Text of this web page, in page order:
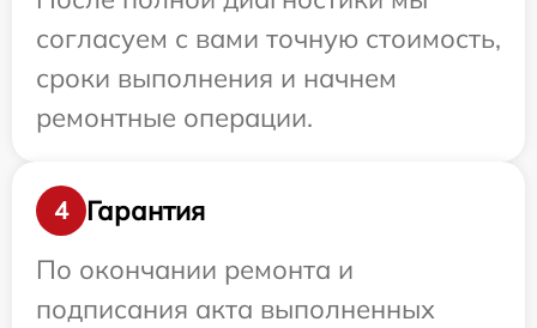
согласуем с вами точную стоимость,
сроки выполнения и начнем
ремонтные операции.
4
Гарантия
По окончании ремонта и
подписания акта выполненных